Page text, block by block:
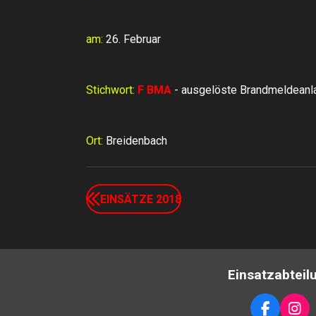
am: 26. Februar
Stichwort: F BMA - ausgelöste
Ort: Breidenbach
EINSÄTZE 2018